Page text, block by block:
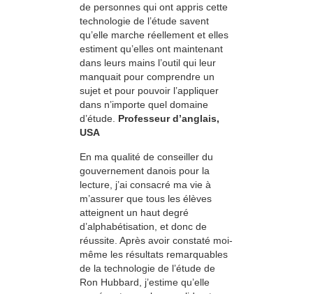
de personnes qui ont appris cette
technologie de l’étude savent
qu’elle marche réellement et elles
estiment qu’elles ont maintenant
dans leurs mains l’outil qui leur
manquait pour comprendre un
sujet et pour pouvoir l’appliquer
dans n’importe quel domaine
d’étude. Professeur d’anglais,
USA
En ma qualité de conseiller du
gouvernement danois pour la
lecture, j’ai consacré ma vie à
m’assurer que tous les élèves
atteignent un haut degré
d’alphabétisation, et donc de
réussite. Après avoir constaté moi-
même les résultats remarquables
de la technologie de l’étude de
Ron Hubbard, j’estime qu’elle